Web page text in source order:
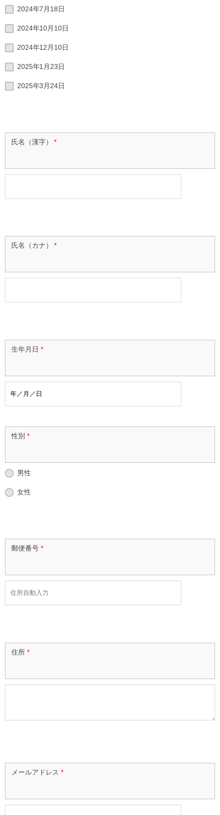
2024年7月18日
2024年10月10日
2024年12月10日
2025年1月23日
2025年3月24日
氏名（漢字）*
氏名（カナ）*
生年月日 *
性別 *
男性
女性
郵便番号 *
住所 *
メールアドレス*